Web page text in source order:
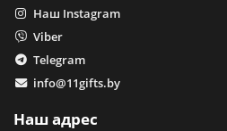
Наш Instagram
Viber
Telegram
info@11gifts.by
Наш адрес